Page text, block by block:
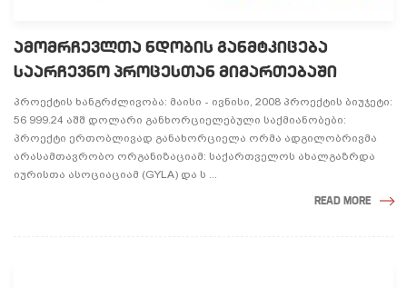
ᲐᲛᲝᲛᲠᲩᲔᲕᲚᲗᲐ ᲜᲓᲝᲑᲘᲡ ᲒᲐᲜᲛᲢᲙᲘᲪᲔᲑᲐ
ᲡᲐᲐᲠᲩᲔᲕᲜᲝ ᲞᲠᲝᲪᲔᲡᲗᲐᲜ ᲛᲘᲛᲐᲠᲗᲔᲑᲐᲨᲘ
პროექტის ხანგრძლივობა: მაისი - ივნისი, 2008 პროექტის ბიუჯეტი:
56 999.24 აშშ დოლარი განხორციელებული საქმიანობები:
პროექტი ერთობლივად განახორციელა ორმა ადგილობრივმა
არასამთავრობო ორგანიზაციამ: საქართველოს ახალგაზრდა
იურისთა ასოციაციამ (GYLA) და ს ...
READ MORE